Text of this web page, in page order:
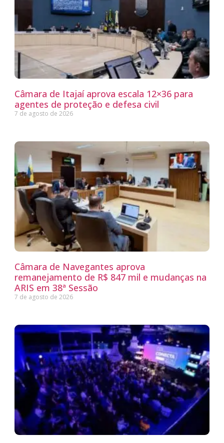
Câmara de Itajaí aprova escala 12×36 para
agentes de proteção e defesa civil
7 de agosto de 2026
Câmara de Navegantes aprova
remanejamento de R$ 847 mil e mudanças na
ARIS em 38ª Sessão
7 de agosto de 2026